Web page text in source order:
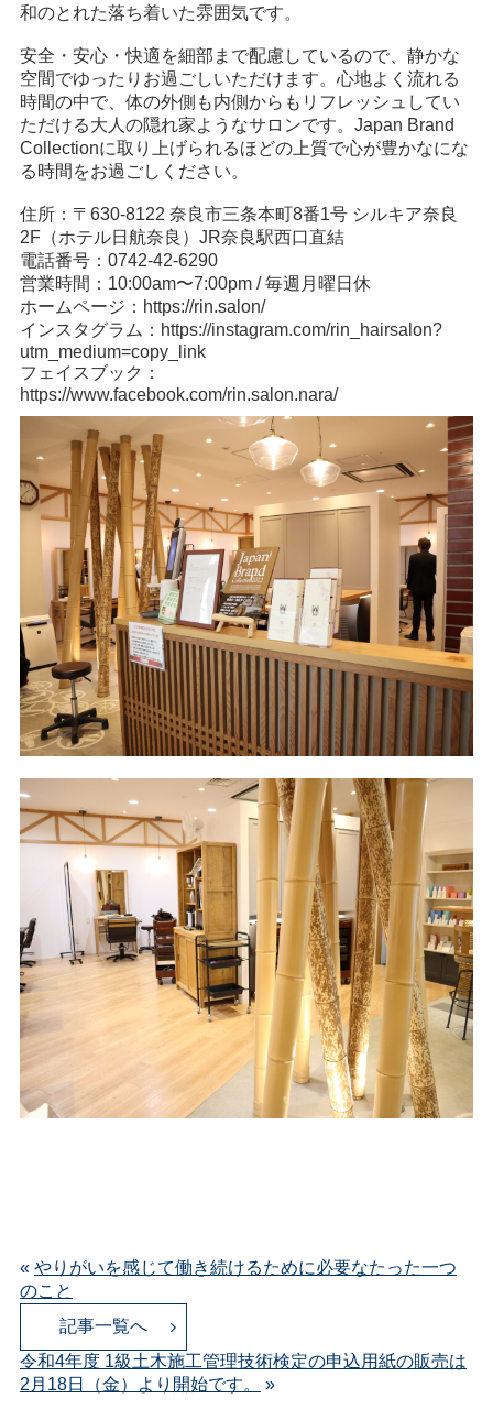
和のとれた落ち着いた雰囲気です。
安全・安心・快適を細部まで配慮しているので、静かな
空間でゆったりお過ごしいただけます。心地よく流れる
時間の中で、体の外側も内側からもリフレッシュしてい
ただける大人の隠れ家ようなサロンです。Japan Brand
Collectionに取り上げられるほどの上質で心が豊かなにな
る時間をお過ごしください。
住所：〒630-8122 奈良市三条本町8番1号 シルキア奈良
2F（ホテル日航奈良）JR奈良駅西口直結
電話番号：0742-42-6290
営業時間：10:00am〜7:00pm / 毎週月曜日休
ホームページ： https://rin.salon/
インスタグラム： https://instagram.com/rin_hairsalon?
utm_medium=copy_link
フェイスブック：
https://www.facebook.com/rin.salon.nara/
« やりがいを感じて働き続けるために必要なたった一つ
のこと
記事一覧へ
令和4年度 1級土木施工管理技術検定の申込用紙の販売は
2月18日（金）より開始です。
»